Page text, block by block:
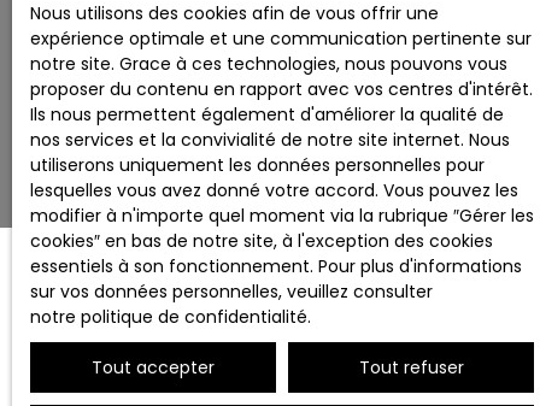
Région Département
Nous utilisons des cookies afin de vous offrir une
expérience optimale et une communication pertinente sur
notre site. Grace à ces technologies, nous pouvons vous
proposer du contenu en rapport avec vos centres d'intérêt.
Ils nous permettent également d'améliorer la qualité de
nos services et la convivialité de notre site internet. Nous
utiliserons uniquement les données personnelles pour
lesquelles vous avez donné votre accord. Vous pouvez les
modifier à n'importe quel moment via la rubrique ″Gérer les
cookies″ en bas de notre site, à l'exception des cookies
essentiels à son fonctionnement. Pour plus d'informations
sur vos données personnelles, veuillez consulter
notre politique de confidentialité.
Tout accepter Tout refuser